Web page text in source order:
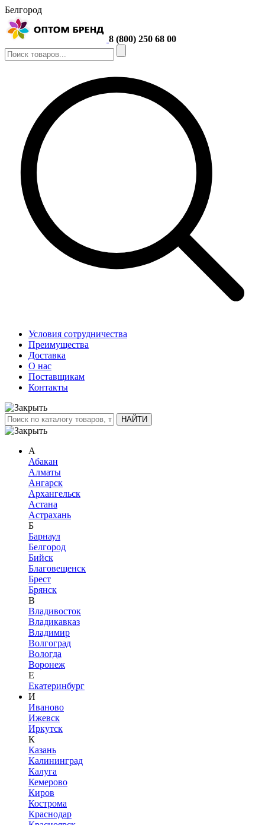
Белгород
8 (800) 250 68 00
Условия сотрудничества
Преимущества
Доставка
О нас
Поставщикам
Контакты
А
Абакан
Алматы
Ангарск
Архангельск
Астана
Астрахань
Б
Барнаул
Белгород
Бийск
Благовещенск
Брест
Брянск
В
Владивосток
Владикавказ
Владимир
Волгоград
Вологда
Воронеж
Е
Екатеринбург
И
Иваново
Ижевск
Иркутск
К
Казань
Калининград
Калуга
Кемерово
Киров
Кострома
Краснодар